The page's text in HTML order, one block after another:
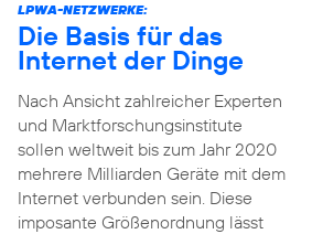
LPWA-NETZWERKE:
Die Basis für das
Internet der Dinge
Nach Ansicht zahlreicher Experten
und Marktforschungsinstitute
sollen weltweit bis zum Jahr 2020
mehrere Milliarden Geräte mit dem
Internet verbunden sein. Diese
imposante Größenordnung lässt